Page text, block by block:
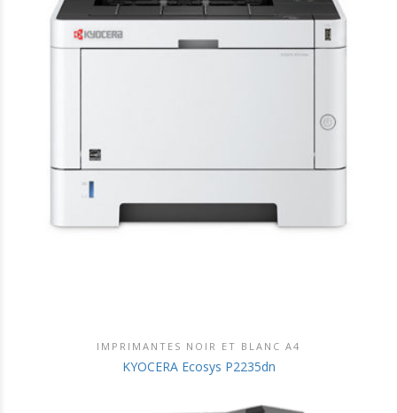
DÉCOUVRIR CE PRODUIT
IMPRIMANTES NOIR ET BLANC A4
KYOCERA Ecosys P2235dn